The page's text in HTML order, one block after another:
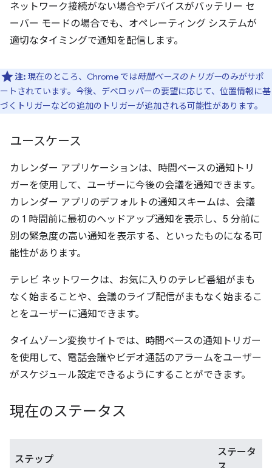
ネットワーク接続がない場合やデバイスがバッテリー セ
ーバー モードの場合でも、オペレーティング システムが
適切なタイミングで通知を配信します。
注: 現在のところ、Chrome では時間ベースのトリガーのみがサポ
ートされています。今後、デベロッパーの要望に応じて、位置情報に基
づくトリガーなどの追加のトリガーが追加される可能性があります。
ユースケース
カレンダー アプリケーションは、時間ベースの通知トリ
ガーを使用して、ユーザーに今後の会議を通知できます。
カレンダー アプリのデフォルトの通知スキームは、会議
の 1 時間前に最初のヘッドアップ通知を表示し、5 分前に
別の緊急度の高い通知を表示する、といったものになる可
能性があります。
テレビ ネットワークは、お気に入りのテレビ番組がまも
なく始まることや、会議のライブ配信がまもなく始まるこ
とをユーザーに通知できます。
タイムゾーン変換サイトでは、時間ベースの通知トリガー
を使用して、電話会議やビデオ通話のアラームをユーザー
がスケジュール設定できるようにすることができます。
現在のステータス
ステップ
ステータ